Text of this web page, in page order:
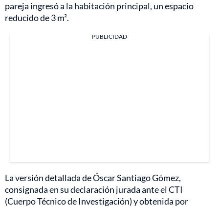
pareja ingresó a la habitación principal, un espacio
reducido de 3 m².
PUBLICIDAD
La versión detallada de Óscar Santiago Gómez,
consignada en su declaración jurada ante el CTI
(Cuerpo Técnico de Investigación) y obtenida por